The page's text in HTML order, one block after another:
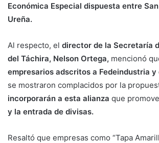
Económica Especial dispuesta entre
Ureña.
Al respecto, el director de la Secretaría
del Táchira, Nelson Ortega, mencionó
empresarios adscritos a Fedeindustria y
se mostraron complacidos por la
incorporarán a esta alianza que
y la entrada de divisas.
Resaltó que empresas como “Tapa